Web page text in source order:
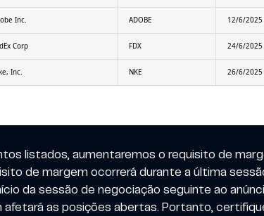
Inc. ADOBE 12/6/2025
Corp FDX 24/6/2025
Inc. NKE 26/6/2025
listados, aumentaremos o requisito de
de margem ocorrerá durante a última
da sessão de negociação seguinte ao
as posições abertas. Portanto,